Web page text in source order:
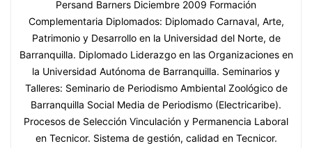
Persand Barners Diciembre 2009 Formación
Complementaria Diplomados: Diplomado Carnaval, Arte,
Patrimonio y Desarrollo en la Universidad del Norte, de
Barranquilla. Diplomado Liderazgo en las Organizaciones en
la Universidad Autónoma de Barranquilla. Seminarios y
Talleres: Seminario de Periodismo Ambiental Zoológico de
Barranquilla Social Media de Periodismo (Electricaribe).
Procesos de Selección Vinculación y Permanencia Laboral
en Tecnicor. Sistema de gestión, calidad en Tecnicor.